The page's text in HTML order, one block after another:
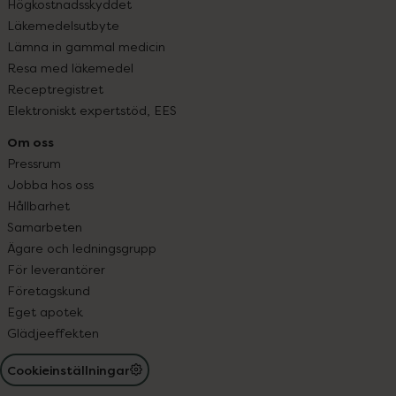
Högkostnadsskyddet
Läkemedelsutbyte
Lämna in gammal medicin
Resa med läkemedel
Receptregistret
Elektroniskt expertstöd, EES
Om oss
Pressrum
Jobba hos oss
Hållbarhet
Samarbeten
Ägare och ledningsgrupp
För leverantörer
Företagskund
Eget apotek
Glädjeeffekten
Cookieinställningar